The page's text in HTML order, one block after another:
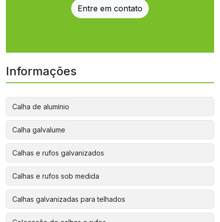
Entre em contato
Informações
Calha de alumínio
Calha galvalume
Calhas e rufos galvanizados
Calhas e rufos sob medida
Calhas galvanizadas para telhados